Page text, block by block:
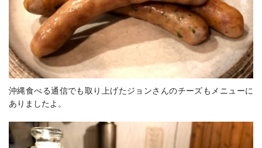
沖縄食べる通信でも取り上げたジョンさんのチーズもメニューに
ありましたよ。